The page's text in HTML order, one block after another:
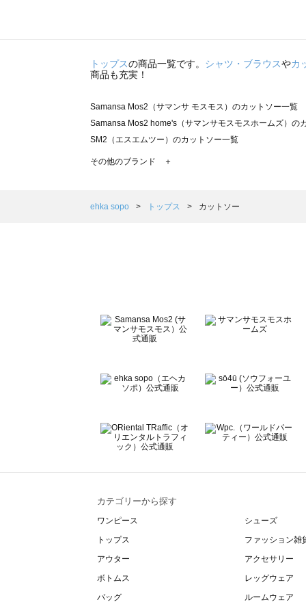
トップスの商品一覧です。 シャツ・ブラウスやカ
商品も充実！
Samansa Mos2（サマンサ モスモス）のカットソー一覧
Samansa Mos2 home's（サマンサモスモスホームズ）の
SM2（エスエムツー）のカットソー一覧
TSUHARU by Samansa Mos2（ツハルバイサマンサモス
Samansa Mos2 Lagom（サマンサモスモス ラーゴム）の
BETTY'S BLUE（べティーズブルー）のカットソー一覧
Wpc.（ワールドパーティー）のカットソー一覧
その他のブランド ＋
ehka sopo トップス カットソー
カテゴリーから探す
ワンピース
トップス
アウター
ボトムス
バッグ
シューズ
ファッション雑
アクセサリー
レッグウェア
ルームウェア